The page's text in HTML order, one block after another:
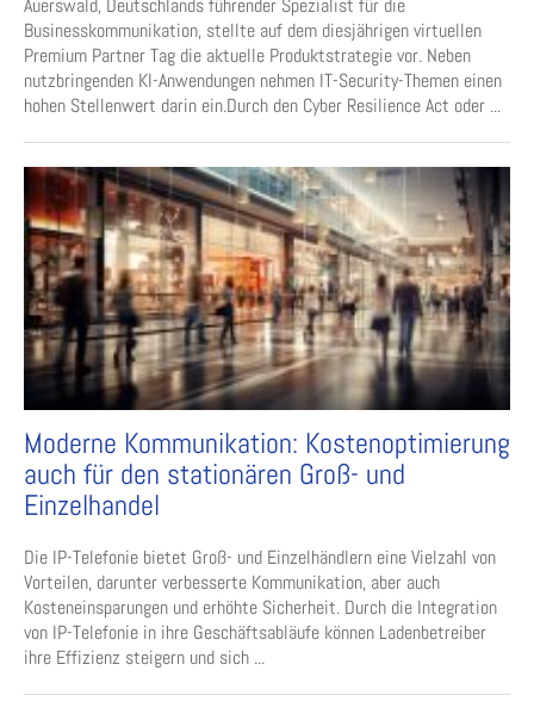
Auerswald, Deutschlands führender Spezialist für die
Businesskommunikation, stellte auf dem diesjährigen virtuellen
Premium Partner Tag die aktuelle Produktstrategie vor. Neben
nutzbringenden KI-Anwendungen nehmen IT-Security-Themen einen
hohen Stellenwert darin ein.Durch den Cyber Resilience Act oder ...
Moderne Kommunikation: Kostenoptimierung
auch für den stationären Groß- und
Einzelhandel
Die IP-Telefonie bietet Groß- und Einzelhändlern eine Vielzahl von
Vorteilen, darunter verbesserte Kommunikation, aber auch
Kosteneinsparungen und erhöhte Sicherheit. Durch die Integration
von IP-Telefonie in ihre Geschäftsabläufe können Ladenbetreiber
ihre Effizienz steigern und sich ...